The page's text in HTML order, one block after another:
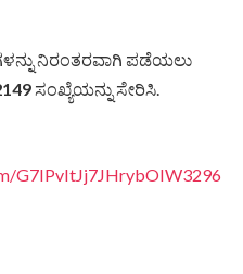
ನಿರಂತರವಾಗಿ ಪಡೆಯಲು
ಸಂಖ್ಯೆಯನ್ನು ಸೇರಿಸಿ.
G7IPvItJj7JHrybOIW3296